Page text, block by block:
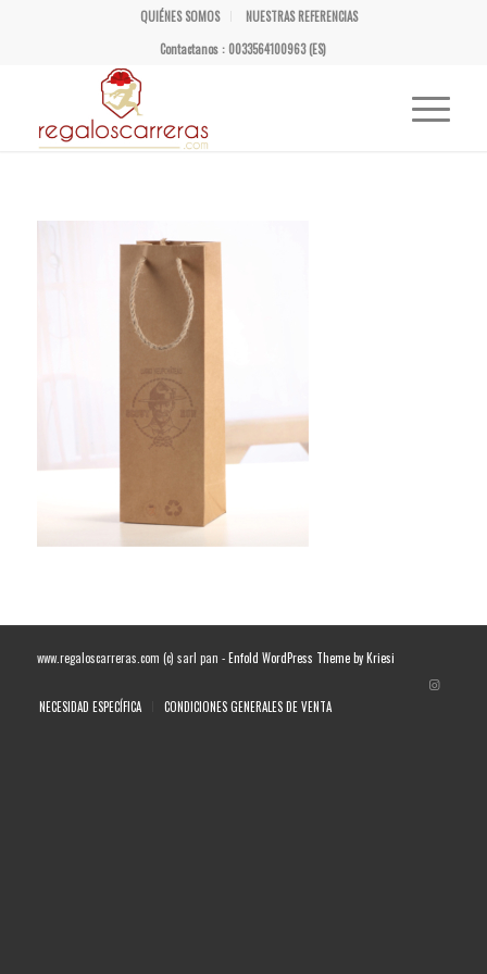
QUIÉNES SOMOS
NUESTRAS REFERENCIAS
Contactanos : 0033564100963 (ES)
www.regaloscarreras.com (c) sarl pan -Enfold WordPress Theme by Kriesi
NECESIDAD ESPECÍFICA CONDICIONES GENERALES DE VENTA